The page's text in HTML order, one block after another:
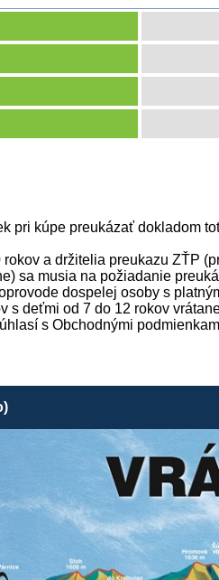
pri kúpe preukázať dokladom
a držitelia preukazu ZŤP
sa musia na požiadanie
dospelej osoby s
s deťmi od 7 do 12 rokov
s Obchodnými